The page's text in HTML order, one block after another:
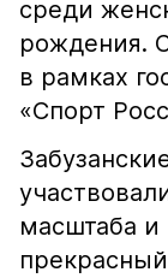
среди
рождения.
в рамках
«Спорт
масштаба и